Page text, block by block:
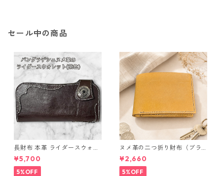
セール中の商品
長財布 本革 ライダースウォレ
ット 国産 ヌメ革 ブラウン バ
ングラデシュ l175 レザー 革財
布 ハンドメイド 経年変化
¥5,700
5%OFF
ヌメ革の二つ折り財布（ブラ
ウン系）
¥2,660
5%OFF